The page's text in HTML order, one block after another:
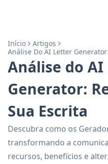
Início
Artigos
Análise Do AI Letter
Análise do
Generator:
Sua Escrita
Descubra como os
transformando a
recursos, benefícios e